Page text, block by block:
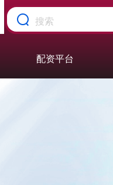
配资平台